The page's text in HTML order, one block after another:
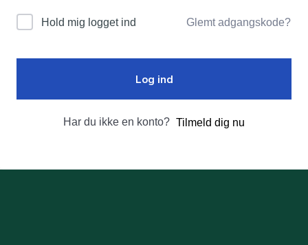
Hold mig logget ind Glemt adgangskode?
Log ind
Har du ikke en konto? Tilmeld dig nu